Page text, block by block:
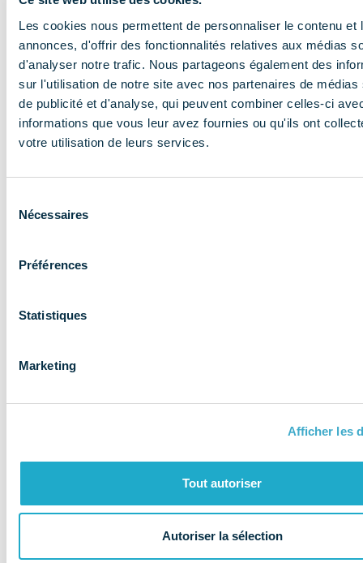
Les cookies nous permettent de personnaliser le contenu et
annonces, d'offrir des fonctionnalités relatives aux médias
d'analyser notre trafic. Nous partageons également des
sur l'utilisation de notre site avec nos partenaires de médias
de publicité et d'analyse, qui peuvent combiner celles-ci
informations que vous leur avez fournies ou qu'ils ont
votre utilisation de leurs services.
Nécessaires
Préférences
Statistiques
Marketing
Afficher les
Tout autoriser
Autoriser la sélection
En savoir plus
apporte son
entreprises et